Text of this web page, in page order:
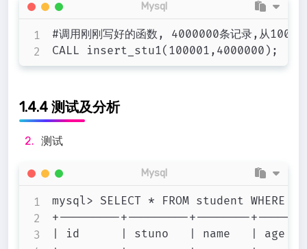
#调用刚刚写好的函数, 4000000条记录,从
Mysql
1.4.4 测试及分析
测试
mysql> SELECT * FROM student WHERE
+---------+---------+--------+------
| id      | stuno   | name   | age
Mysql